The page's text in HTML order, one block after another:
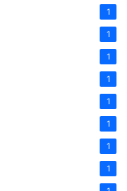
1
1
1
1
1
1
1
1